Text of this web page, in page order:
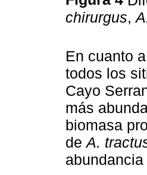
chirurgus,
En cuanto
todos los
Cayo
más
biomasa
deA.
abundancia